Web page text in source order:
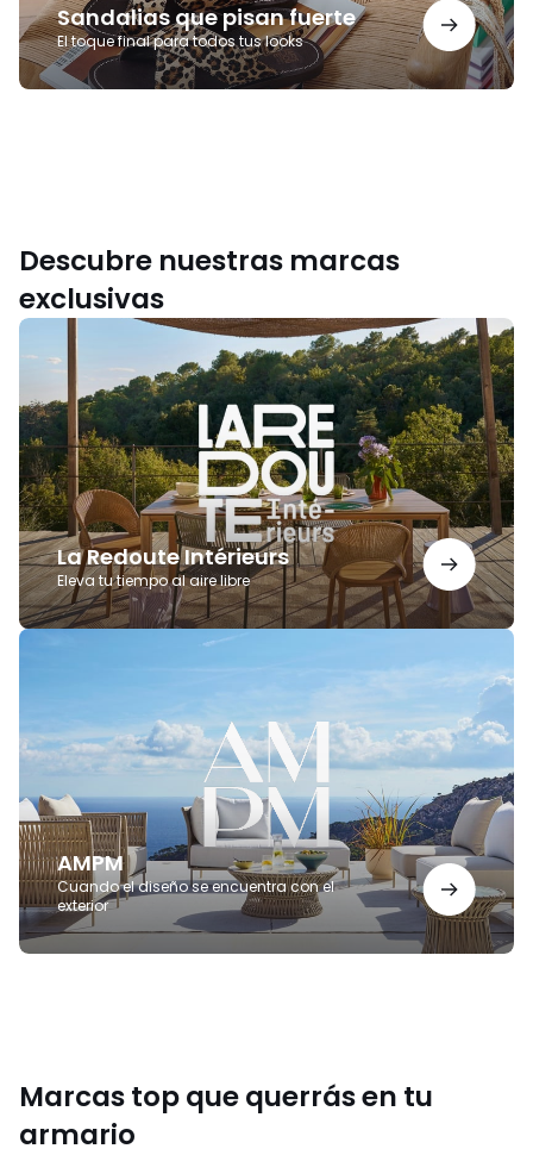
Sandalias que pisan fuerte
El toque final para todos tus looks
Descubre nuestras marcas
exclusivas
La Redoute Intérieurs
Eleva tu tiempo al aire libre
La
Redoute
AMPM
Cuando el diseño se encuentra con el
exterior
AMPM
Marcas top que querrás en tu
armario